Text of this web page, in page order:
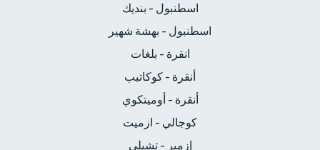
اسطنبول - بنديك
اسطنبول - بهشة شهير
انقرة - بلغات
أنقرة - كوكاتيب
أنقرة - أوميتكوي
كوجالي - ازميت
إزمير - تشيلي